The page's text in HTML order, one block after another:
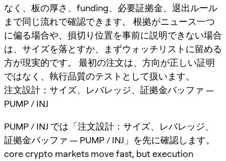
なく、板の厚さ、funding、必要証拠金、退出ルール
まで同じ流れで確認できます。 根拠がニュース一つ
に偏る場合や、損切り位置を事前に説明できない場合
は、サイズを落とすか、まずウォッチリストに留める
方が現実的です。 最初の注文は、方向が正しい証明
ではなく、執行品質のテストとして扱います。
注文設計：サイズ、レバレッジ、証拠金バッファ —
PUMP / INJ
PUMP / INJ では「注文設計：サイズ、レバレッジ、
証拠金バッファ — PUMP / INJ」を先に確認します。
core crypto markets move fast, but execution